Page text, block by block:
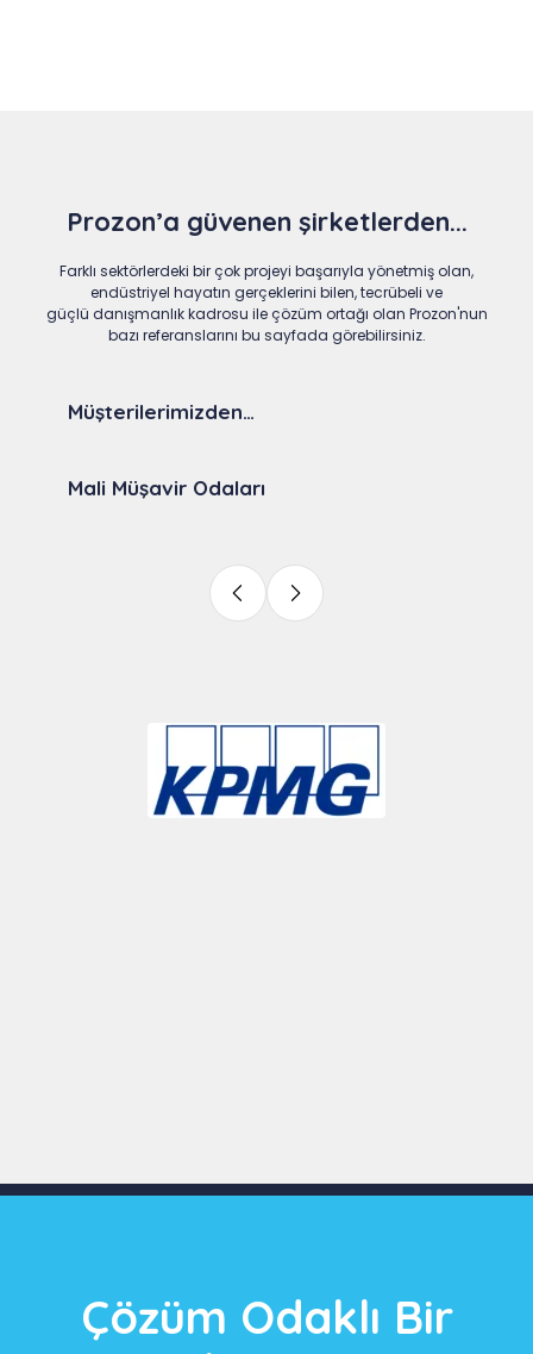
Prozon’a güvenen şirketlerden...
Farklı sektörlerdeki bir çok projeyi başarıyla yönetmiş olan,
endüstriyel hayatın gerçeklerini bilen, tecrübeli ve
güçlü danışmanlık kadrosu ile çözüm ortağı olan Prozon'nun
bazı referanslarını bu sayfada görebilirsiniz.
Müşterilerimizden…
Mali Müşavir Odaları
Çözüm Odaklı Bir